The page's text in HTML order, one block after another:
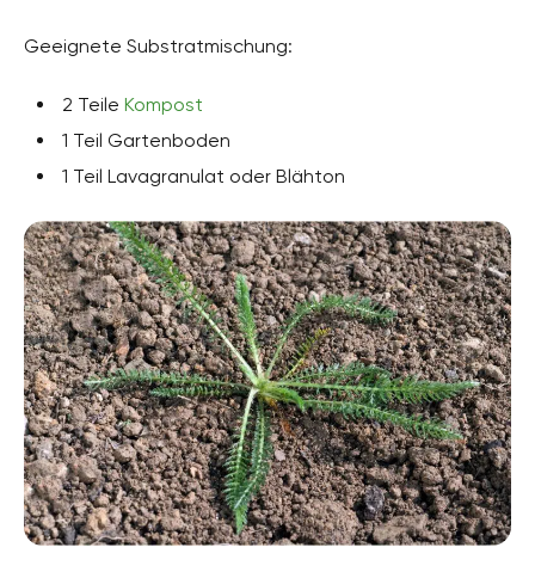
Geeignete Substratmischung:
2 Teile Kompost
1 Teil Gartenboden
1 Teil Lavagranulat oder Blähton